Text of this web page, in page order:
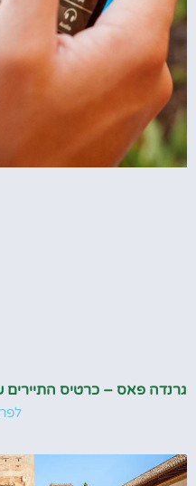
גרנדה פאס – כרטיס